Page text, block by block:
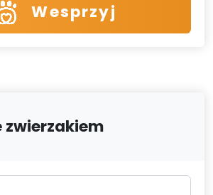
Wesprzyj
zwierzakiem